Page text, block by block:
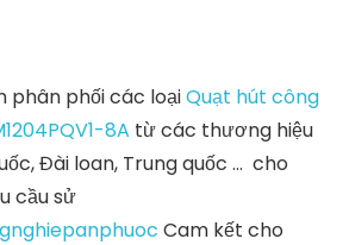
phân phối các loạiQuạt hút công
8A từ các thương hiệu
Đài loan, Trung quốc … cho
cầu sử
Cam kết cho